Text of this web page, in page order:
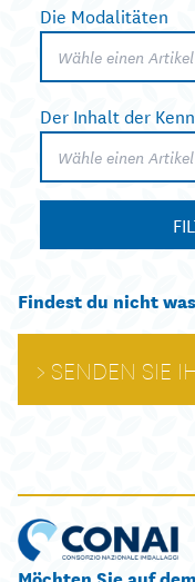
Die Modalitäten
Wähle einen
Der Inhalt der
Wähle einen
Findest du nicht
SENDEN SIE